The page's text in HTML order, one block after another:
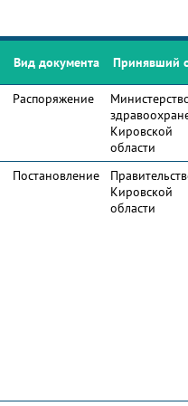
Вид документа Принявший
Распоряжение
Кировской
области
Постановление
Кировской
области